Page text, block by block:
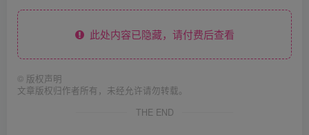
此处内容已隐藏，请付费后查看
© 版权声明
文章版权归作者所有，未经允许请勿转载。
THE END